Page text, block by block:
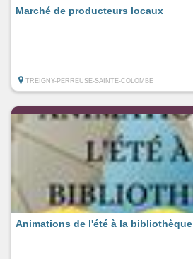
Marché de producteurs locaux
TREIGNY-PERREUSE-SAINTE-COLOMBE
Animations de l'été à la bibliothèque